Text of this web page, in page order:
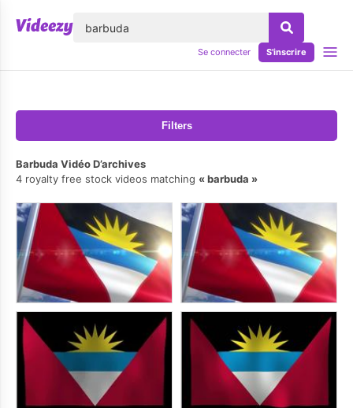
Se connecter S'inscrire
Filters
Barbuda Vidéo D’archives
4 royalty free stock videos matching
barbuda